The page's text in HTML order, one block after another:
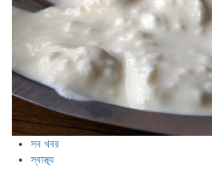
সব খবর
স্বাস্থ্য